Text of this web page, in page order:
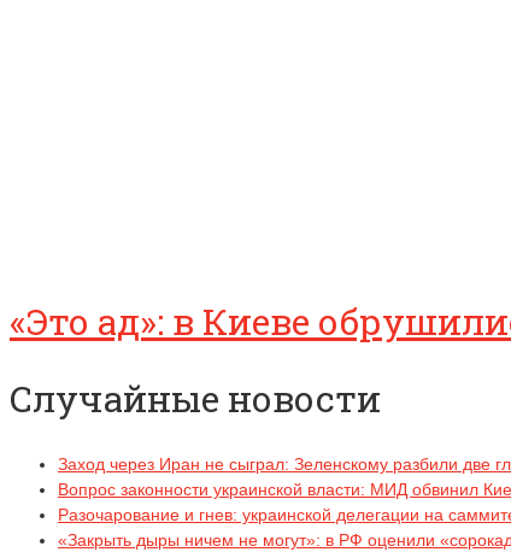
«Это ад»: в Киеве
Случайные новости
Заход через Иран не сыграл: Зеленскому разбили две
Вопрос законности украинской власти: МИД обвинил
Разочарование и гнев: украинской делегации на
«Закрыть дыры ничем не могут»: в РФ оценили